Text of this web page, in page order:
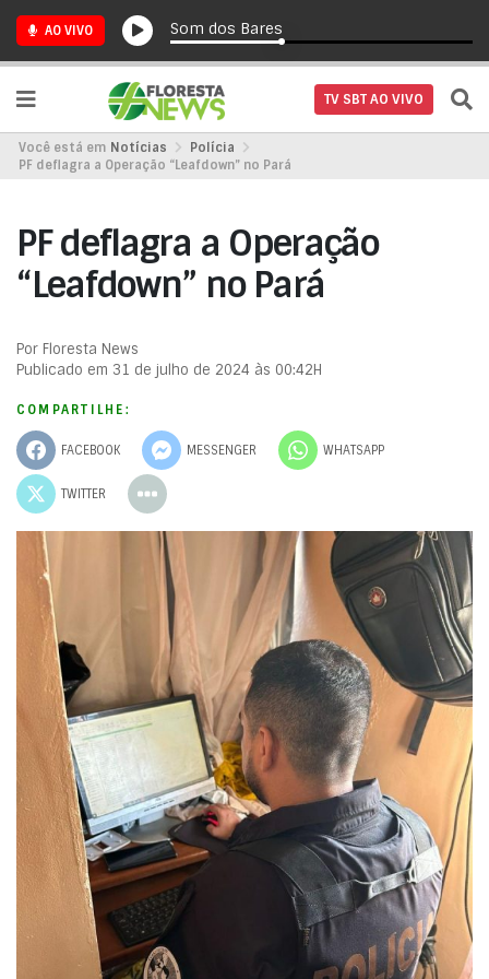
AO VIVO Som dos Bares
TV SBT AO VIVO
Você está em Notícias
Polícia
PF deflagra a Operação “Leafdown” no Pará
PF deflagra a Operação
“Leafdown” no Pará
Por Floresta News
Publicado em 31 de julho de 2024 às 00:42H
COMPARTILHE:
FACEBOOK MESSENGER WHATSAPP
TWITTER